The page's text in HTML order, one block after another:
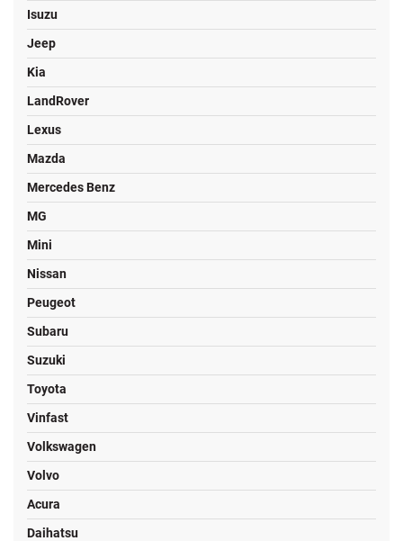
Isuzu
Jeep
Kia
LandRover
Lexus
Mazda
Mercedes Benz
MG
Mini
Nissan
Peugeot
Subaru
Suzuki
Toyota
Vinfast
Volkswagen
Volvo
Acura
Daihatsu